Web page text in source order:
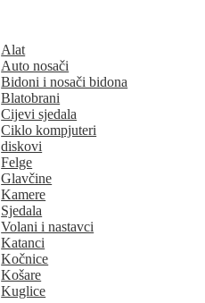
Alat
Auto nosači
Bidoni i nosači bidona
Blatobrani
Cijevi sjedala
Ciklo kompjuteri
diskovi
Felge
Glavčine
Kamere
Sjedala
Volani i nastavci
Katanci
Kočnice
Košare
Kuglice